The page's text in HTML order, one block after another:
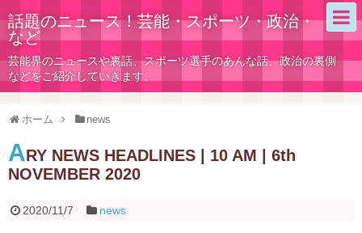
話題のニュース！芸能・スポーツ・政治・
など
芸能界のニュースや裏話、スポーツ選手のあんな話、政治の裏側
などをご紹介していきます。
ホーム news
ARY NEWS HEADLINES | 10 AM | 6th
NOVEMBER 2020
2020/11/7 news